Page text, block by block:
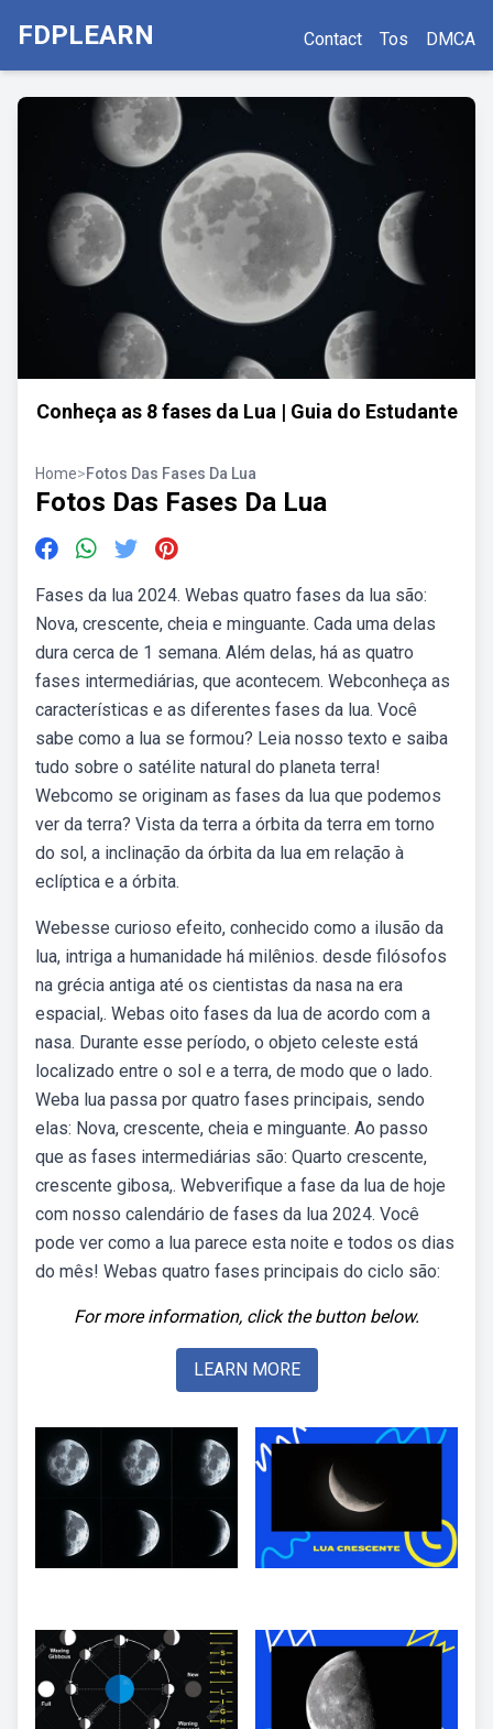
FDPLEARN Contact Tos DMCA
Conheça as 8 fases da Lua | Guia do Estudante
Home>Fotos Das Fases Da Lua
Fotos Das Fases Da Lua
Fases da lua 2024. Webas quatro fases da lua são:
Nova, crescente, cheia e minguante. Cada uma delas
dura cerca de 1 semana. Além delas, há as quatro
fases intermediárias, que acontecem. Webconheça as
características e as diferentes fases da lua. Você
sabe como a lua se formou? Leia nosso texto e saiba
tudo sobre o satélite natural do planeta terra!
Webcomo se originam as fases da lua que podemos
ver da terra? Vista da terra a órbita da terra em torno
do sol, a inclinação da órbita da lua em relação à
eclíptica e a órbita.
Webesse curioso efeito, conhecido como a ilusão da
lua, intriga a humanidade há milênios. desde filósofos
na grécia antiga até os cientistas da nasa na era
espacial,. Webas oito fases da lua de acordo com a
nasa. Durante esse período, o objeto celeste está
localizado entre o sol e a terra, de modo que o lado.
Weba lua passa por quatro fases principais, sendo
elas: Nova, crescente, cheia e minguante. Ao passo
que as fases intermediárias são: Quarto crescente,
crescente gibosa,. Webverifique a fase da lua de hoje
com nosso calendário de fases da lua 2024. Você
pode ver como a lua parece esta noite e todos os dias
do mês! Webas quatro fases principais do ciclo são:
For more information, click the button below.
LEARN MORE